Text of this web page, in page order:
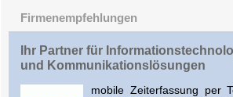
Firmenempfehlungen
Ihr Partner für
und Kommunikationslösungen
mobile Zeiterfassung per